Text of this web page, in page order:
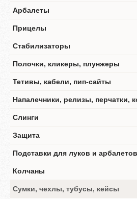
Арбалеты
Прицелы
Стабилизаторы
Полочки, кликеры, плунжеры
Тетивы, кабели, пип-сайты
Напалечники, релизы, перчатки,
Слинги
Защита
Подставки для луков и арбалетов
Колчаны
Сумки, чехлы, тубусы, кейсы